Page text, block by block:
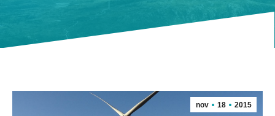
You are here:
nov 18 2015